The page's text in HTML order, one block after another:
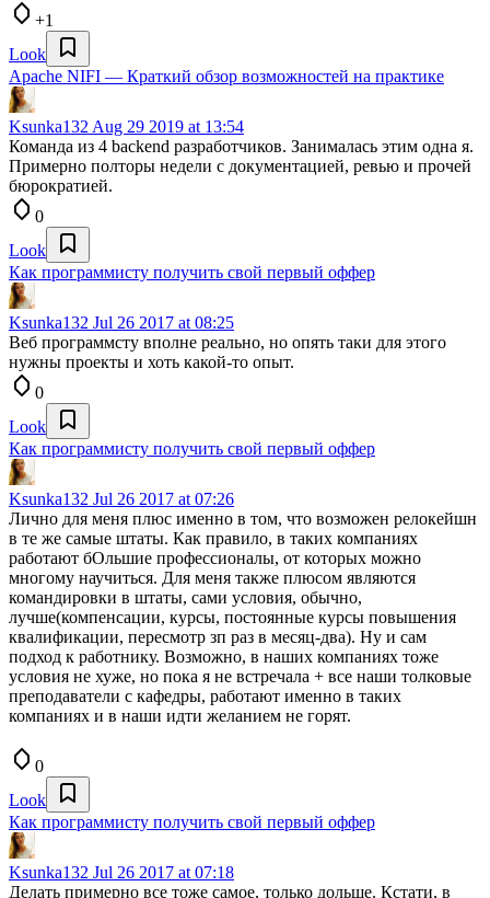
+1
Look
Apache NIFI — Краткий обзор возможностей на практике
Ksunka132 Aug 29 2019 at 13:54
Команда из 4 backend разработчиков. Занималась этим одна я.
Примерно полторы недели с документацией, ревью и прочей
бюрократией.
0
Look
Как программисту получить свой первый оффер
Ksunka132 Jul 26 2017 at 08:25
Веб программсту вполне реально, но опять таки для этого
нужны проекты и хоть какой-то опыт.
0
Look
Как программисту получить свой первый оффер
Ksunka132 Jul 26 2017 at 07:26
Лично для меня плюс именно в том, что возможен релокейшн
в те же самые штаты. Как правило, в таких компаниях
работают бОльшие профессионалы, от которых можно
многому научиться. Для меня также плюсом являются
командировки в штаты, сами условия, обычно,
лучше(компенсации, курсы, постоянные курсы повышения
квалификации, пересмотр зп раз в месяц-два). Ну и сам
подход к работнику. Возможно, в наших компаниях тоже
условия не хуже, но пока я не встречала + все наши толковые
преподаватели с кафедры, работают именно в таких
компаниях и в наши идти желанием не горят.
0
Look
Как программисту получить свой первый оффер
Ksunka132 Jul 26 2017 at 07:18
Делать примерно все тоже самое, только дольше. Кстати, в